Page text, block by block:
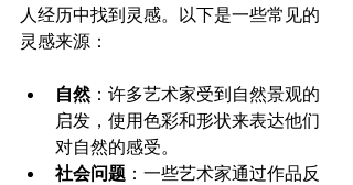
人经历中找到灵感。以下是一些常见的
灵感来源：
自然：许多艺术家受到自然景观的
启发，使用色彩和形状来表达他们
对自然的感受。
社会问题 ：一些艺术家通过作品反